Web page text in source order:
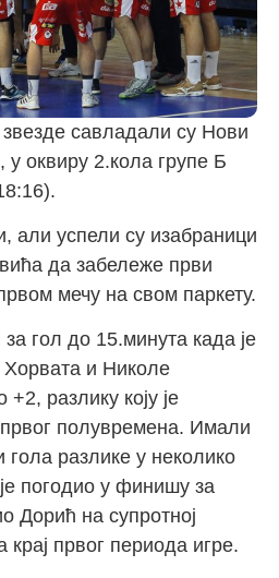
савладали су Нови
оквиру 2.кола групе Б
али успели су изабраници
да забележе први
мечу на свом паркету.
гол до 15.минута када је
и Николе
+2, разлику коју је
полувремена. Имали
гола разлике у неколико
погодио у финишу за
Дорић на супротној
крај првог периода игре.